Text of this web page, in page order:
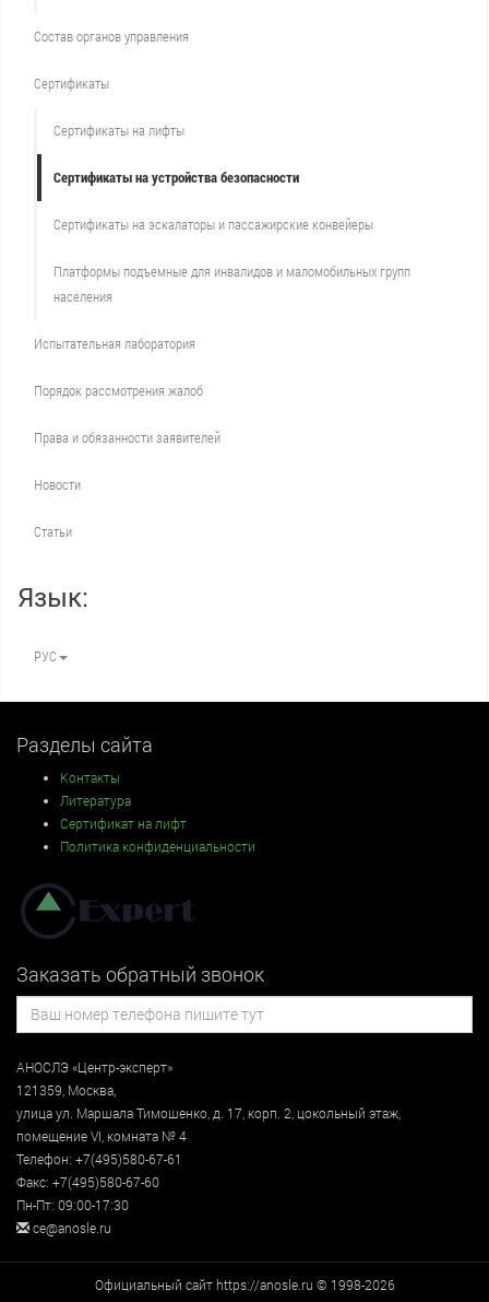
Состав органов управления
Сертификаты
Сертификаты на лифты
Сертификаты на устройства безопасности
Сертификаты на эскалаторы и пассажирские конвейеры
Платформы подъемные для инвалидов и маломобильных групп
населения
Испытательная лаборатория
Порядок рассмотрения жалоб
Права и обязанности заявителей
Новости
Статьи
Язык:
РУС
Разделы сайта
Контакты
Литература
Сертификат на лифт
Политика конфиденциальности
Заказать обратный звонок
АНОСЛЭ «Центр-эксперт»
121359 Москва
улицаул. Маршала Тимошенко, д. 17, корп. 2, цокольный этаж
помещение VI, комната № 4
Телефон: +7(495)580-67-61
Факс: +7(495)580-67-60
Пн-Пт: 09:00-17:30
ce@anosle.ru
Официальный сайт https://anosle.ru © 1998-2026